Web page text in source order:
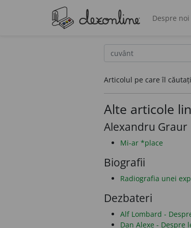
Despre noi
Articolul pe care îl
Alte articole
Alexandru Graur
Mi-ar *place
Biografii
Radiografia unei
Dezbateri
Alf Lombard -
Dan Alexe - Despre